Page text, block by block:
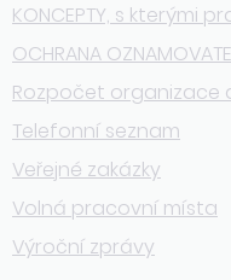
KONCEPTY, s kterými
OCHRANA
Rozpočet organizace
Telefonní seznam
Veřejné zakázky
Volná pracovní místa
Výroční zprávy